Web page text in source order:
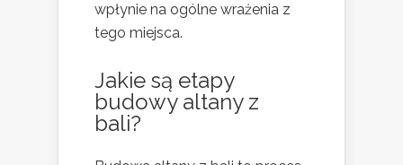
wpłynie na ogólne wrażenia z
tego miejsca.
Jakie są etapy
budowy altany z
bali?